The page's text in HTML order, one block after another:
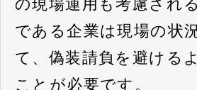
の現場運用も考慮され
である企業は現場の状
て、偽装請負を避ける
ことが必要です。